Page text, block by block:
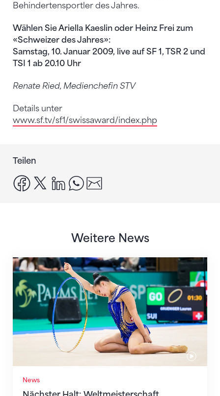
Behindertensportler des Jahres.
Wählen Sie Ariella Kaeslin oder Heinz Frei zum
«Schweizer des Jahres»:
Samstag, 10. Januar 2009, live auf SF 1, TSR 2 und
TSI 1 ab 20.10 Uhr
Renate Ried, Medienchefin STV
Details unter
www.sf.tv/sf1/swissaward/index.php
Teilen
facebook
x linkedinwhatsapp
Weitere News
News
Nächster Halt: Weltmeisterschaft